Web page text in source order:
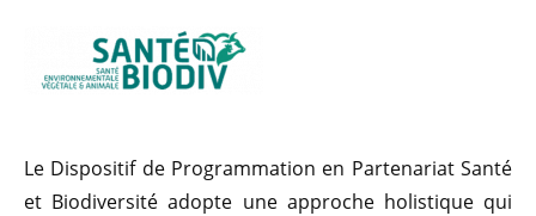
Le Dispositif de Programmation en Partenariat Santé
et Biodiversité adopte une approche holistique qui